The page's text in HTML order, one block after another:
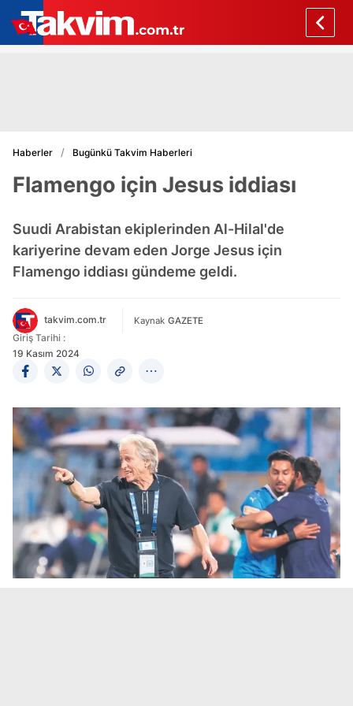
Haberler Bugünkü Takvim Haberleri
Flamengo için Jesus iddiası
Suudi Arabistan ekiplerinden Al-Hilal'de
kariyerine devam eden Jorge Jesus için
Flamengo iddiası gündeme geldi.
takvim.com.tr Kaynak GAZETE
Giriş Tarihi :
19 Kasım 2024